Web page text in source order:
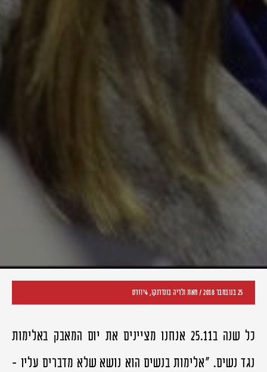
25 בנובמבר 2018 / מאת ולריה בונדרנקו, 4יוזרס
כל שנה ב25.11 אנחנו מציינים את יום המאבק באלימות
נגד נשים. "אלימות בנשים הוא נושא שלא מדברים עליו -